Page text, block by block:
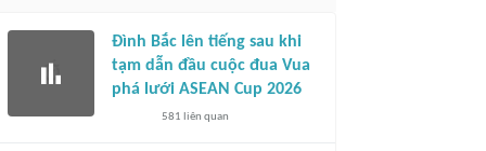
Đình Bắc lên tiếng sau khi
tạm dẫn đầu cuộc đua Vua
phá lưới ASEAN Cup 2026
581 liên quan